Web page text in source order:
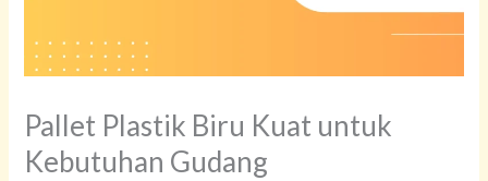
Pallet Plastik Biru Kuat untuk
Kebutuhan Gudang